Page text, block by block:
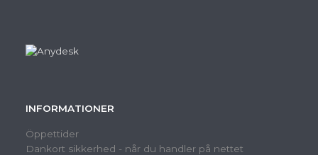
INFORMATIONER
Öppettider
Dankort sikkerhed - når du handler på nettet